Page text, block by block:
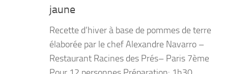
jaune
Recette d’hiver à base de pommes de terre
élaborée par le chef Alexandre Navarro –
Restaurant Racines des Prés– Paris 7ème